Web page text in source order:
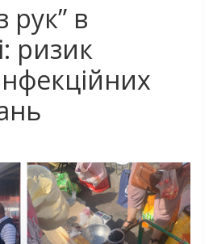
рук” в
ризик